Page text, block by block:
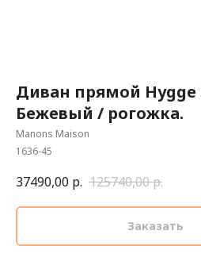
Диван прямой Hygge
Бежевый / рогожка.
Manons Maison
1636-45
37490,00 р. 125740,00р.
Заказать